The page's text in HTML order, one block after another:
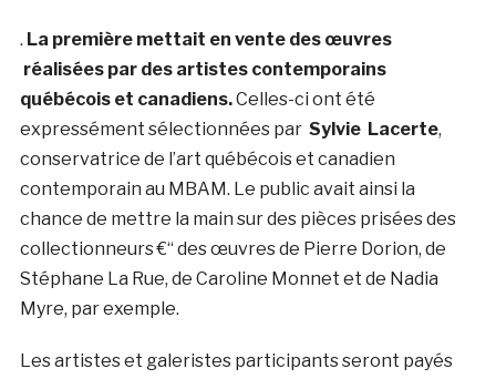
. La première mettait en vente des œuvres
réalisées par des artistes contemporains
québécois et canadiens.Celles-ci ont été
expressément sélectionnées par Sylvie Lacerte,
conservatrice de l’art québécois et canadien
contemporain au MBAM. Le public avait ainsi la
chance de mettre la main sur des pièces prisées des
collectionneurs €“ des œuvres de Pierre Dorion, de
Stéphane La Rue, de Caroline Monnet et de Nadia
Myre, par exemple.
Les artistes et galeristes participants seront payés